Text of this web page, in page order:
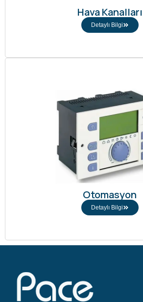
Hava Kanalları
Detaylı Bilgi
Otomasyon
Detaylı Bilgi